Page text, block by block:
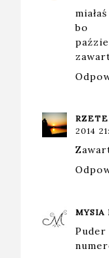
bo
2014
MYSIA